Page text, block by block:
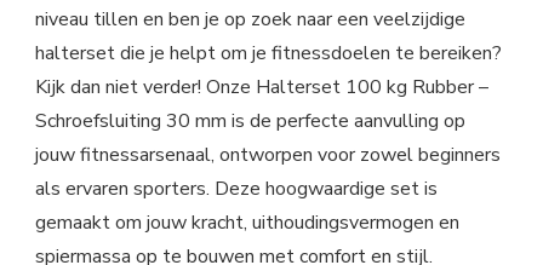
niveau tillen en ben je op zoek naar een veelzijdige
halterset die je helpt om je fitnessdoelen te bereiken?
Kijk dan niet verder! Onze Halterset 100 kg Rubber –
Schroefsluiting 30 mm is de perfecte aanvulling op
jouw fitnessarsenaal, ontworpen voor zowel beginners
als ervaren sporters. Deze hoogwaardige set is
gemaakt om jouw kracht, uithoudingsvermogen en
spiermassa op te bouwen met comfort en stijl.